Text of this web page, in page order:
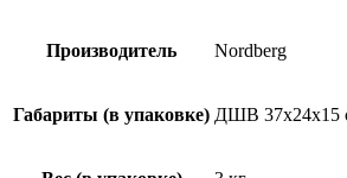
Производитель Nordberg
Габариты (в упаковке) ДШВ 37x24x15